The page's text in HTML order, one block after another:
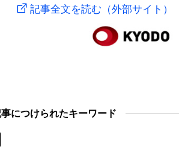
記事全文を読む（外部サイト）
につけられたキーワード